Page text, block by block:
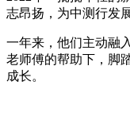
志昂扬，为中测行发
一年来，他们主动融
老师傅的帮助下，脚
成长。